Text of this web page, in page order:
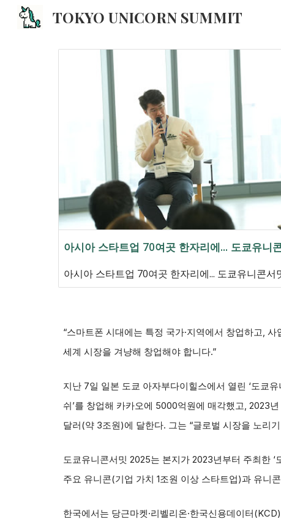
TOKYO UNICORN SUMMIT
아시아 스타트업 70여곳 한자리에... 도쿄유니
아시아 스타트업 70여곳 한자리에... 도쿄유니콘서
“스마트폰 시대에는 특정 국가·지역에서 창업하고,
세계 시장을 겨냥해 창업해야 합니다.”
지난 7일 일본 도쿄 아자부다이힐스에서 열린 ‘도쿄
쉬’를 창업해 카카오에 5000억원에 매각했고, 2023
달러(약 3조원)에 달한다. 그는 “글로벌 시장을 노리
도쿄유니콘서밋 2025는 본지가 2023년부터 주최한
주요 유니콘(기업 가치 1조원 이상 스타트업)과 유니
한국에서는 당근마켓·리벨리온·한국신용데이터